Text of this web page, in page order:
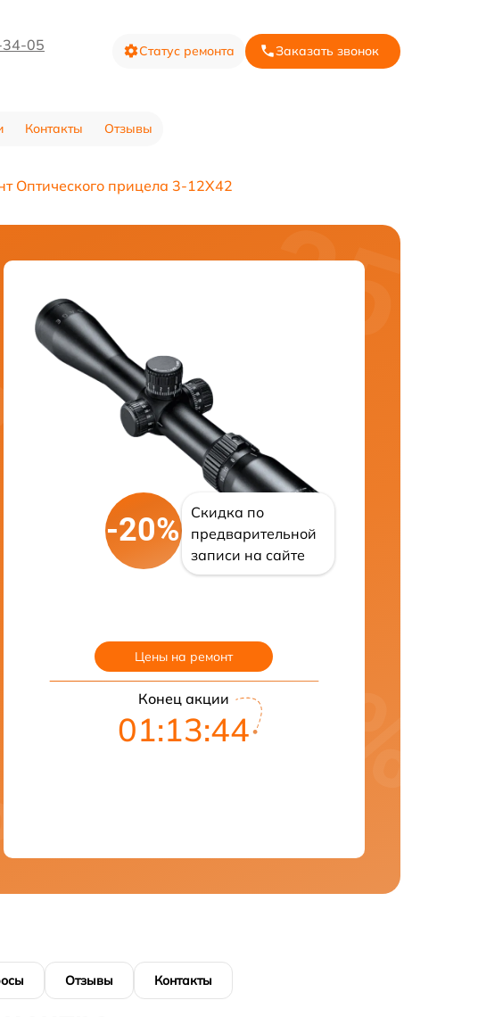
34-05 Статус ремонта Заказать звонок
Контакты Отзывы
Оптического прицела 3-12X42
-20%
Скидка по
предварительной
записи на сайте
Цены на ремонт
Конец акции
01:13:43
Отзывы Контакты